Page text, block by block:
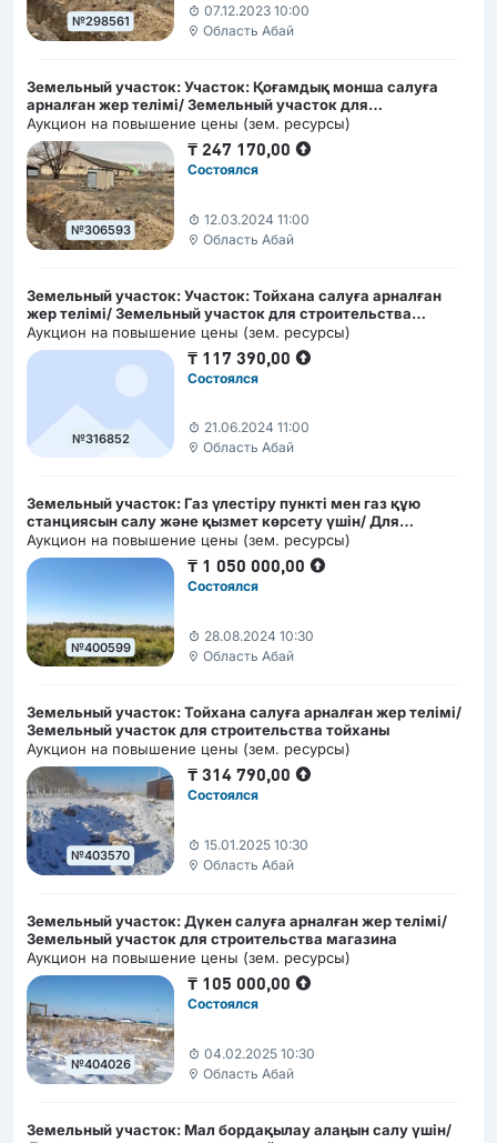
№298561
07.12.2023 10:00
Область Абай
Земельный участок: Участок: Қоғамдық монша салуға
арналған жер телімі/ Земельный участок для
строительство общественной бани
Аукцион на повышение цены (зем. ресурсы)
№306593
₸ 247 170,00
Состоялся
12.03.2024 11:00
Область Абай
Земельный участок: Участок: Тойхана салуға арналған
жер телімі/ Земельный участок для строительства
тойханы
Аукцион на повышение цены (зем. ресурсы)
№316852
₸ 117 390,00
Состоялся
21.06.2024 11:00
Область Абай
Земельный участок: Газ үлестіру пункті мен газ құю
станциясын салу және қызмет көрсету үшін/ Для
строительства и обслуживание газораспределительного
пункта и автогазозаправочной станции
Аукцион на повышение цены (зем. ресурсы)
№400599
₸ 1 050 000,00
Состоялся
28.08.2024 10:30
Область Абай
Земельный участок: Тойхана салуға арналған жер телімі/
Земельный участок для строительства тойханы
Аукцион на повышение цены (зем. ресурсы)
№403570
₸314 790,00
Состоялся
15.01.2025 10:30
Область Абай
Земельный участок: Дүкен салуға арналған жер телімі/
Земельный участок для строительства магазина
Аукцион на повышение цены (зем. ресурсы)
№404026
₸ 105 000,00
Состоялся
04.02.2025 10:30
Область Абай
Земельный участок: Мал бордақылау алаңын салу үшін/